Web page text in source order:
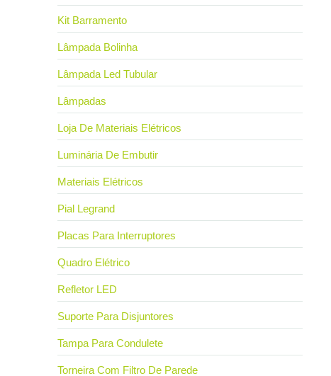
Kit Barramento
Lâmpada Bolinha
Lâmpada Led Tubular
Lâmpadas
Loja De Materiais Elétricos
Luminária De Embutir
Materiais Elétricos
Pial Legrand
Placas Para Interruptores
Quadro Elétrico
Refletor LED
Suporte Para Disjuntores
Tampa Para Condulete
Torneira Com Filtro De Parede